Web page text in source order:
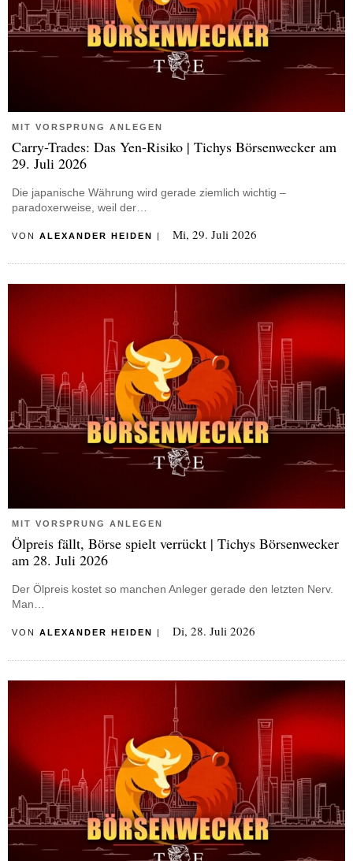
MIT VORSPRUNG ANLEGEN
Carry-Trades: Das Yen-Risiko | Tichys Börsenwecker am
29. Juli 2026
Die japanische Währung wird gerade ziemlich wichtig –
paradoxerweise, weil der…
VON ALEXANDER HEIDEN | Mi, 29. Juli 2026
MIT VORSPRUNG ANLEGEN
Ölpreis fällt, Börse spielt verrückt | Tichys Börsenwecker
am 28. Juli 2026
Der Ölpreis kostet so manchen Anleger gerade den letzten Nerv.
Man…
VON ALEXANDER HEIDEN Di, 28. Juli 2026